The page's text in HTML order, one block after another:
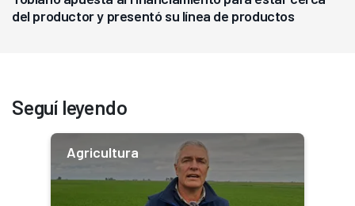
del productor y presentó su línea de productos
Seguí leyendo
Agricultura